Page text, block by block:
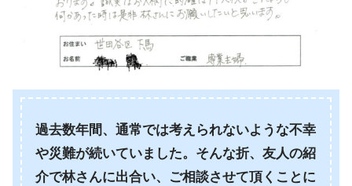
過去数年間、通常では考えられないような不幸
や災難が続いていました。そんな折、友人の紹
介で林さんに出合い、ご相談させて頂くことに